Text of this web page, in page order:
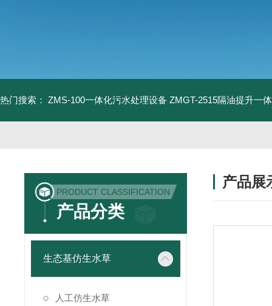
热门搜索： ZMS-100一体化污水处理设备 ZMGT-2515隔油提升一
PRODUCT CLASSIFICATION
产品分类
生态基仿生水草
人工仿生水草
产品展